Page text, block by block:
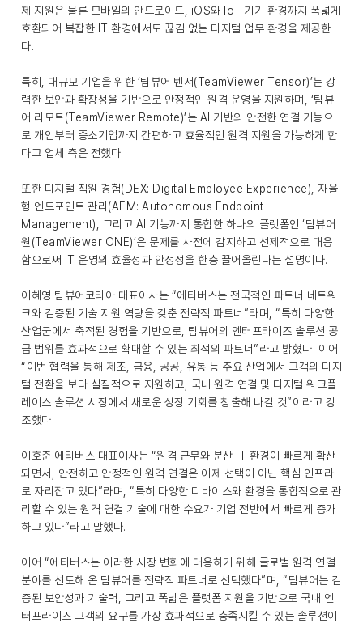
제 지원은 물론 모바일의 안드로이드, iOS와 IoT 기기 환경까지 폭넓게
호환되어 복잡한 IT 환경에서도 끊김 없는 디지털 업무 환경을 제공한
다.
특히, 대규모 기업을 위한 ‘팀뷰어 텐서(TeamViewer Tensor)’는 강
력한 보안과 확장성을 기반으로 안정적인 원격 운영을 지원하며, ‘팀뷰
어 리모트(TeamViewer Remote)’는 AI 기반의 안전한 연결 기능으
로 개인부터 중소기업까지 간편하고 효율적인 원격 지원을 가능하게 한
다고 업체 측은 전했다.
또한 디지털 직원 경험(DEX: Digital Employee Experience), 자율
형 엔드포인트 관리(AEM: Autonomous Endpoint
Management), 그리고 AI 기능까지 통합한 하나의 플랫폼인 ‘팀뷰어
원(TeamViewer ONE)’은 문제를 사전에 감지하고 선제적으로 대응
함으로써 IT 운영의 효율성과 안정성을 한층 끌어올린다는 설명이다.
이혜영 팀뷰어코리아 대표이사는 “에티버스는 전국적인 파트너 네트워
크와 검증된 기술 지원 역량을 갖춘 전략적 파트너”라며, “특히 다양한
산업군에서 축적된 경험을 기반으로, 팀뷰어의 엔터프라이즈 솔루션 공
급 범위를 효과적으로 확대할 수 있는 최적의 파트너”라고 밝혔다. 이어
“이번 협력을 통해 제조, 금융, 공공, 유통 등 주요 산업에서 고객의 디지
털 전환을 보다 실질적으로 지원하고, 국내 원격 연결 및 디지털 워크플
레이스 솔루션 시장에서 새로운 성장 기회를 창출해 나갈 것”이라고 강
조했다.
이호준 에티버스 대표이사는 “원격 근무와 분산 IT 환경이 빠르게 확산
되면서, 안전하고 안정적인 원격 연결은 이제 선택이 아닌 핵심 인프라
로 자리잡고 있다”라며, “특히 다양한 디바이스와 환경을 통합적으로 관
리할 수 있는 원격 연결 기술에 대한 수요가 기업 전반에서 빠르게 증가
하고 있다”라고 말했다.
이어 “에티버스는 이러한 시장 변화에 대응하기 위해 글로벌 원격 연결
분야를 선도해 온 팀뷰어를 전략적 파트너로 선택했다”며, “팀뷰어는 검
증된 보안성과 기술력, 그리고 폭넓은 플랫폼 지원을 기반으로 국내 엔
터프라이즈 고객의 요구를 가장 효과적으로 충족시킬 수 있는 솔루션이